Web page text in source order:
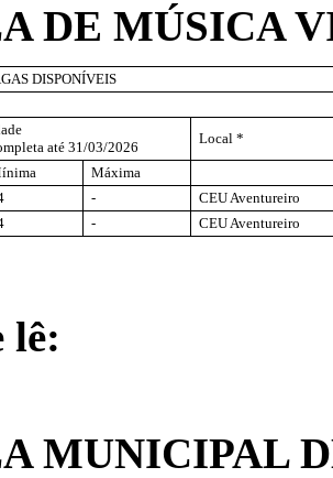
DE MÚSICA
DISPONÍVEIS
até 31/03/2026
Local *
Máxima
-
CEU Aventureiro
- CEU Aventureiro
lê:
MUNICIPAL